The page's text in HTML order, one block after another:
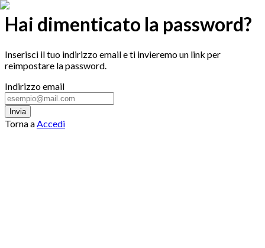
Hai dimenticato la password?
Inserisci il tuo indirizzo email e ti invieremo un link per
reimpostare la password.
Indirizzo email
Invia
Torna aAccedi